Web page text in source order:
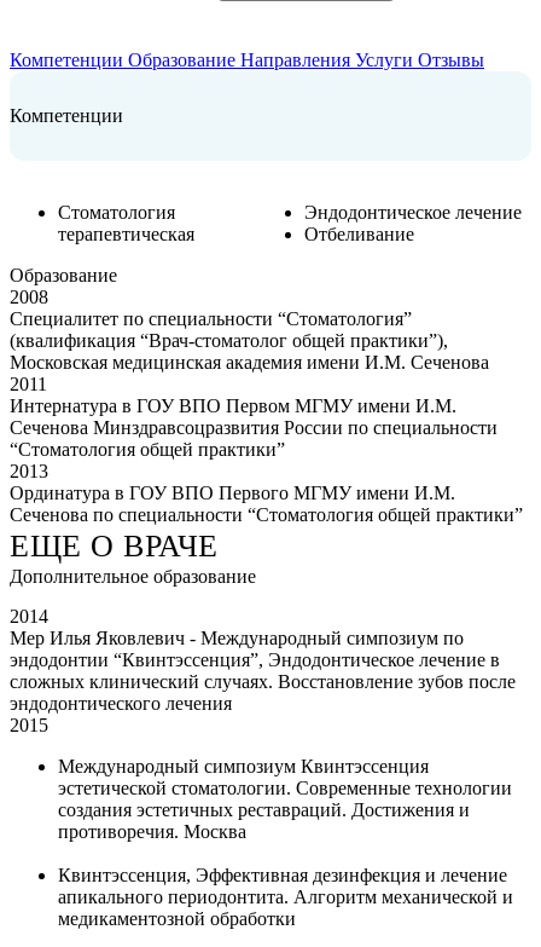
Компетенции Образование Направления Услуги Отзывы
Компетенции
Стоматология
терапевтическая
Эндодонтическое лечение
Отбеливание
Образование
2008
Специалитет по специальности “Стоматология”
(квалификация “Врач-стоматолог общей практики”),
Московская медицинская академия имени И.М. Сеченова
2011
Интернатура в ГОУ ВПО Первом МГМУ имени И.М.
Сеченова Минздравсоцразвития России по специальности
“Стоматология общей практики”
2013
Ординатура в ГОУ ВПО Первого МГМУ имени И.М.
Сеченова по специальности “Стоматология общей практики”
ЕЩЕ О ВРАЧЕ
Дополнительное образование
2014
Мер Илья Яковлевич - Международный симпозиум по
эндодонтии “Квинтэссенция”, Эндодонтическое лечение в
сложных клинический случаях. Восстановление зубов после
эндодонтического лечения
2015
Международный симпозиум Квинтэссенция
эстетической стоматологии. Современные технологии
создания эстетичных реставраций. Достижения и
противоречия. Москва
Квинтэссенция, Эффективная дезинфекция и лечение
апикального периодонтита. Алгоритм механической и
медикаментозной обработки